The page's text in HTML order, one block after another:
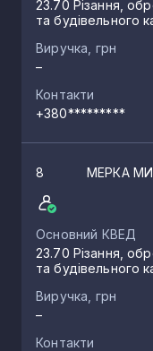
23.70 Різання,
та будівельного
Виручка, грн
–
Контакти
+380*********
8 МЕРКА
Основний КВЕД
23.70 Різання,
та будівельного
Виручка, грн
–
Контакти